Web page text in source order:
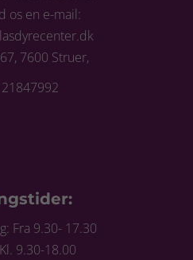
os en e-mail:
7600 Struer,
21847992
Fra 9.30- 17.30
9.30-18.00